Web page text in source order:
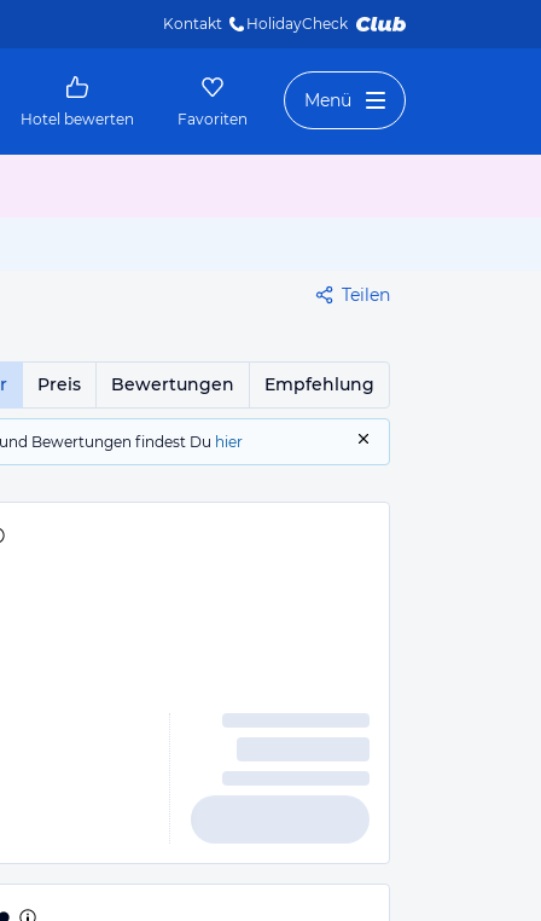
Kontakt HolidayCheck
Hotel bewerten Favoriten
Menü
Teilen
Preis Bewertungen Empfehlung
Bewertungen findest Du hier